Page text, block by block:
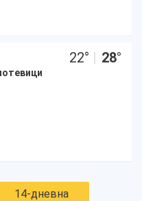
22° | 28°
14-дневна